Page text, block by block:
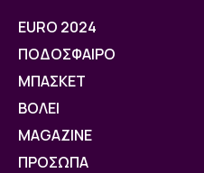
EURO 2024
ΠΟΔΟΣΦΑΙΡΟ
ΜΠΑΣΚΕΤ
ΒOΛΕΙ
MAGAZINE
ΠΡΟΣΩΠΑ